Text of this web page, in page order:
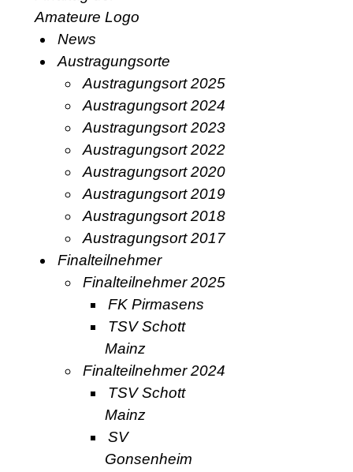
News
Austragungsorte
Austragungsort 2025
Austragungsort 2024
Austragungsort 2023
Austragungsort 2022
Austragungsort 2020
Austragungsort 2019
Austragungsort 2018
Austragungsort 2017
Finalteilnehmer
Finalteilnehmer 2025
FK Pirmasens
TSV Schott
Mainz
Finalteilnehmer 2024
TSV Schott
Mainz
SV
Gonsenheim